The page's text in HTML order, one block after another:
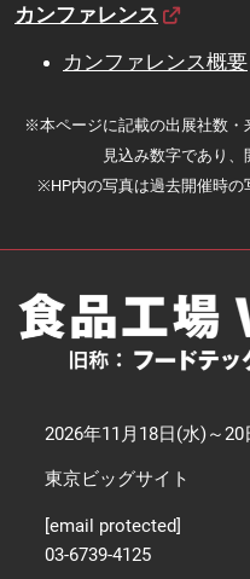
カンファレンス
カンファレンス概要
※本ページに記載の出展社数・
見込み数字であり、
※HP内の写真は過去開催時の
2026年11月18日(水)～20
東京ビッグサイト
[email protected]
03-6739-4125